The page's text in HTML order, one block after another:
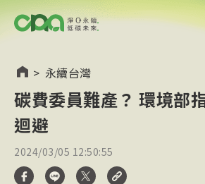
> 永續台灣
碳費委員難產？ 環境部
迴避
2024/03/05 12:50:55